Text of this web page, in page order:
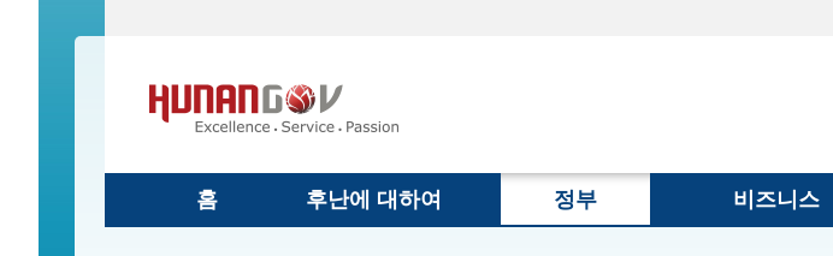
홈 후난에 대하여 정부 비즈니스